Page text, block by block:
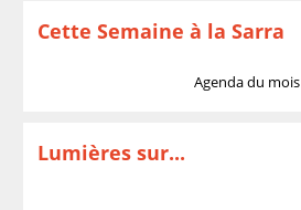
Cette Semaine à la Sarra
Agenda du mois
Lumières sur...